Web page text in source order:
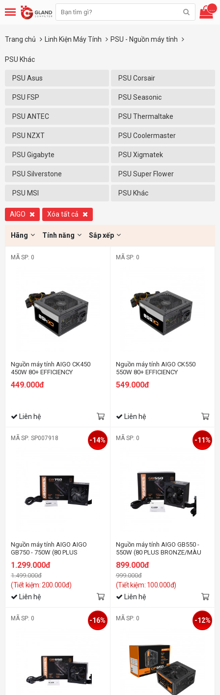
...
Trang chủ Linh Kiện Máy Tính PSU - Nguồn máy tính
PSU Khác
PSU Asus PSU Corsair
PSU FSP PSU Seasonic
PSU ANTEC PSU Thermaltake
PSU NZXT PSU Coolermaster
PSU Gigabyte PSU Xigmatek
PSU Silverstone PSU Super Flower
PSU MSI PSU Khác
AIGO Xóa tất cả
Hãng Tính năng Sắp xếp
MÃ SP: 0
Nguồn máy tính AIGO CK450
450W 80+ EFFICIENCY
449.000đ
Liên hệ
MÃ SP: 0
Nguồn máy tính AIGO CK550
550W 80+ EFFICIENCY
549.000đ
Liên hệ
MÃ SP: SP007918
Nguồn máy tính AIGO AIGO
GB750 - 750W (80 PLUS
BRONZE/MÀU ĐEN)
1.299.000đ
1.499.000đ
(Tiết kiệm: 200.000đ)
-14%
Liên hệ
MÃ SP: 0
Nguồn máy tính AIGO GB550 -
550W (80 PLUS BRONZE/MÀU
ĐEN)
899.000đ
999.000đ
(Tiết kiệm: 100.000đ)
-11%
Liên hệ
MÃ SP: 0 -16% MÃ SP: 0 -12%